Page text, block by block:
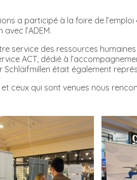
a participé à la foire de
l’ADEM.
service des ressources
ACT, dédié à
Schläifmillen était également
ceux qui sont venues nous